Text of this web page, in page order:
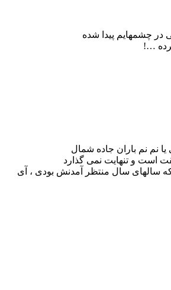
چشمهایم پیدا شده
…!
نم نم باران جاده شمال
است و تنهایت نمی گذارد
سالهای سال منتظر آمدنش بودی ، آی